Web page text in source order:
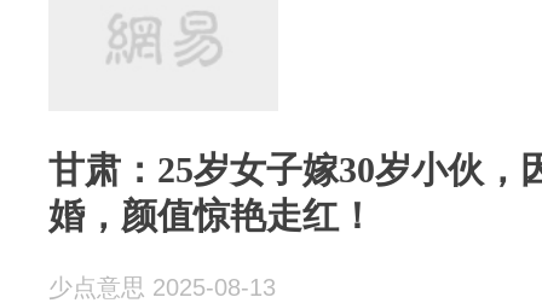
甘肃：25岁女子嫁30岁小伙，
婚，颜值惊艳走红！
少点意思 2025-08-13